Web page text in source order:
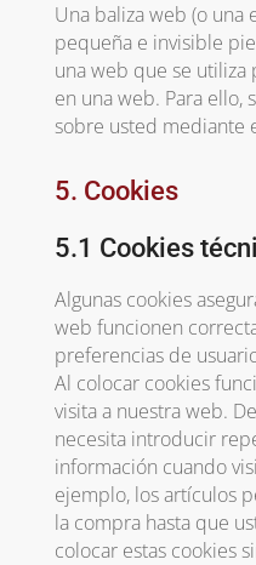
Una baliza web (o una
pequeña e invisible
una web que se
en una web. Para ello,
sobre usted mediante
5. Cookies
5.1 Cookies
Algunas cookies
web funcionen
preferencias de
Al colocar cookies
visita a nuestra web.
necesita introducir
información cuando
ejemplo, los artículos
la compra hasta que
colocar estas cookies